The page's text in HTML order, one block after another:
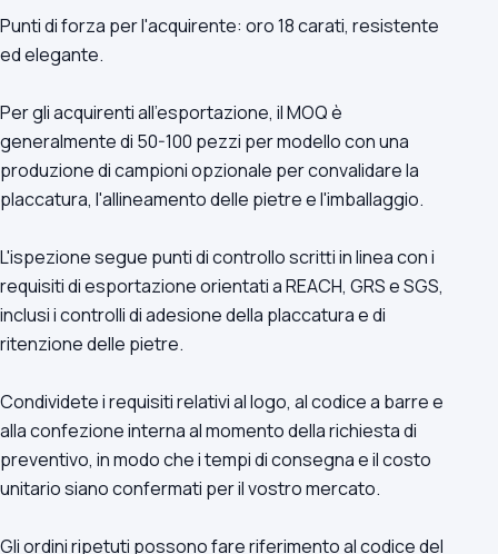
Punti di forza per l'acquirente: oro 18 carati, resistente
ed elegante.
Per gli acquirenti all'esportazione, il MOQ è
generalmente di 50-100 pezzi per modello con una
produzione di campioni opzionale per convalidare la
placcatura, l'allineamento delle pietre e l'imballaggio.
L'ispezione segue punti di controllo scritti in linea con i
requisiti di esportazione orientati a REACH, GRS e SGS,
inclusi i controlli di adesione della placcatura e di
ritenzione delle pietre.
Condividete i requisiti relativi al logo, al codice a barre e
alla confezione interna al momento della richiesta di
preventivo, in modo che i tempi di consegna e il costo
unitario siano confermati per il vostro mercato.
Gli ordini ripetuti possono fare riferimento al codice del